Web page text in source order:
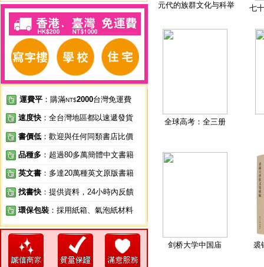
運費平 ：購滿NT$2000台灣免運費
速度快 ：全台灣地區都以速遞發貨
書價低 ：歡迎與任何同類書店比價
品種多 ：超過80多萬簡體中文書籍
英文書 ：多達20萬種英文原版書籍
找書快 ：提供資料，24小時內反饋
環保包裝 ：採用紙箱、氣泡紙材料
元代的族群文化与科举 七
全球高考：全三册
剑桥大学中国庙 裘